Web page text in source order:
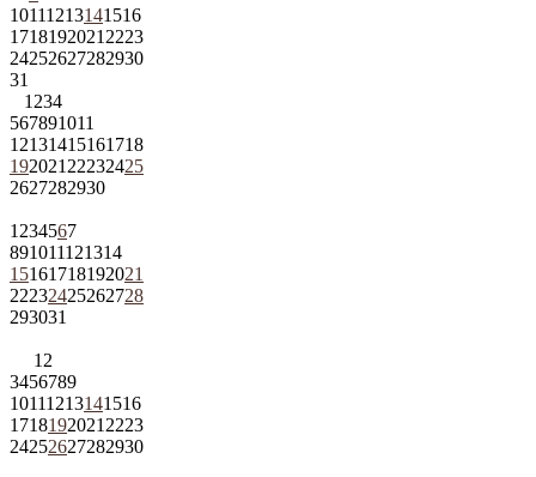
10111213141516
1718192021 2223
24252627282930
31
1 234
567891011
12131415161718
192021 22232425
2627282930
1 234567
891011121314
15161718192021
22232425262728
293031
1 2
3456789
10111213141516
1718192021 2223
24252627282930